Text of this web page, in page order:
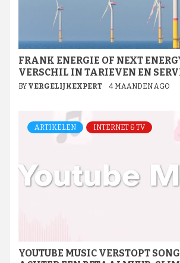
FRANK ENERGIE OF NEXT
VERSCHIL IN TARIEVEN EN
BY VERGELIJKEXPERT 4 MAANDEN AGO
ARTIKELEN INTERNET & TV
YOUTUBE MUSIC VERSTOPT